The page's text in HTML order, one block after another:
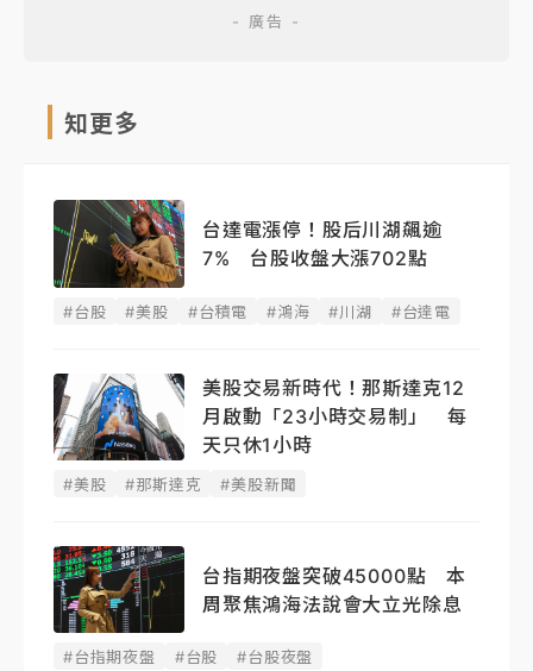
知更多
台達電漲停！股后川湖飆逾
7% 台股收盤大漲702點
#台股 #美股 #台積電 #鴻海 #川湖 #台達電
美股交易新時代！那斯達克12
月啟動「23小時交易制」 每
天只休1小時
#美股 #那斯達克 #美股新聞
台指期夜盤突破45000點 本
周聚焦鴻海法說會大立光除息
#台指期夜盤 #台股 #台股夜盤